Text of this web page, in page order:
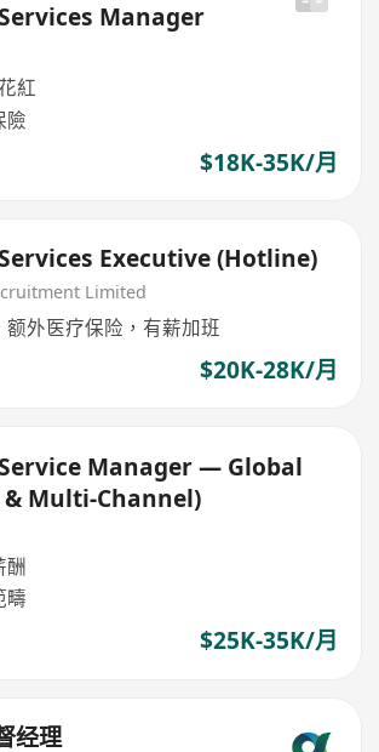
Manager
紅
險
$18K-35K/月
Executive (Hotline)
Limited
额外医疗保险，有薪加班
$20K-28K/月
Manager — Global
& Multi-Channel)
酬
疇
$25K-35K/月
经理